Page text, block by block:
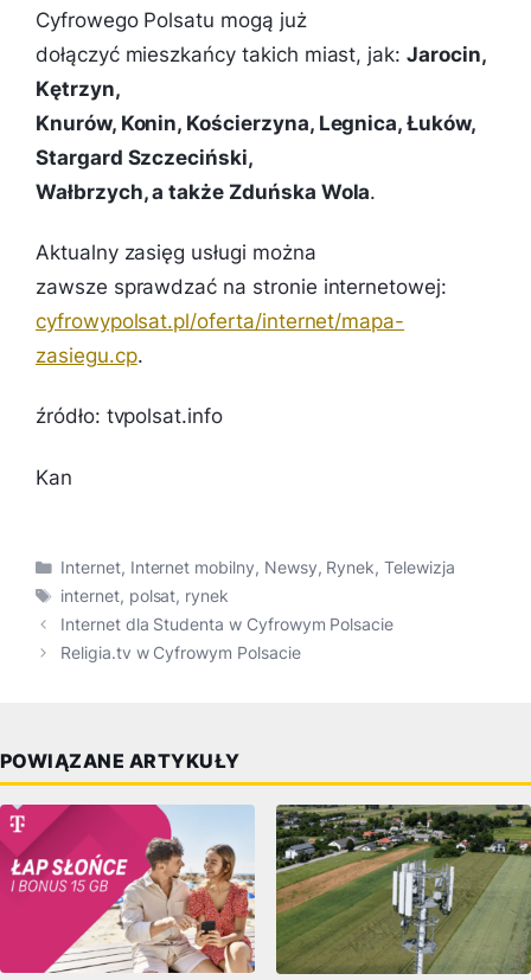
Cyfrowego Polsatu mogą już
dołączyć mieszkańcy takich miast, jak:Jarocin,
Kętrzyn,
Knurów, Konin, Kościerzyna, Legnica, Łuków,
Stargard Szczeciński,
Wałbrzych, a także Zduńska Wola.
Aktualny zasięg usługi można
zawsze sprawdzać na stronie internetowej:
cyfrowypolsat.pl/oferta/internet/mapa-
zasiegu.cp.
źródło: tvpolsat.info
Kan
Kategorie
Internet, Internet mobilny, Newsy, Rynek,Telewizja
Tagi
internet, polsat, rynek
Internet dla Studenta w Cyfrowym Polsacie
Religia.tv w Cyfrowym Polsacie
POWIĄZANE ARTYKUŁY